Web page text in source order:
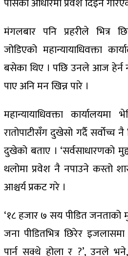
मंगलबार पनि प्रहरीले भित्र
जोडिएको महान्यायाधिवक्ता
बसेका थिए । पछि उनले आज हेर्न
पाए अनि मन खिन्न पारे ।
महान्यायाधिवक्ता
रातोपाटीसँग दुखेसो गर्दै सर्वोच्च
दुखेको बताए । ‘सर्वसाधारणको
थलोमा प्रवेश नै नपाउने कस्तो
आश्चर्य प्रकट गरे ।
‘१८ हजार ७ सय पीडित जनताको
जना पीडितभित्र छिरेर
पार्न सक्थे होला र ?’, उनले